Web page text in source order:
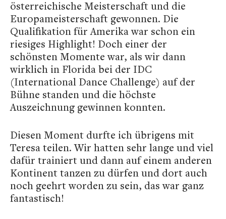
österreichische Meisterschaft und die
Europameisterschaft gewonnen. Die
Qualifikation für Amerika war schon ein
riesiges Highlight! Doch einer der
schönsten Momente war, als wir dann
wirklich in Florida bei der IDC
(International Dance Challenge) auf der
Bühne standen und die höchste
Auszeichnung gewinnen konnten.
Diesen Moment durfte ich übrigens mit
Teresa teilen. Wir hatten sehr lange und viel
dafür trainiert und dann auf einem anderen
Kontinent tanzen zu dürfen und dort auch
noch geehrt worden zu sein, das war ganz
fantastisch!